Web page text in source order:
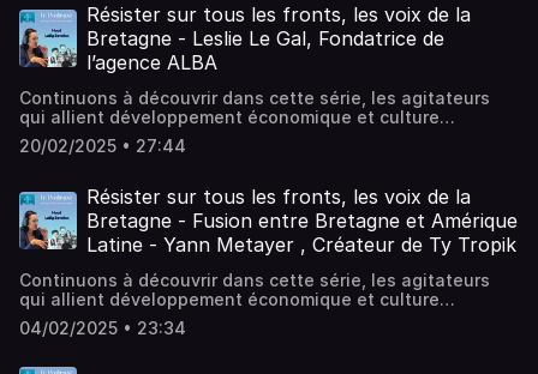
Quimper.Nous nous interrogeons sur l’engagement des
entreprises sur les territoires et plus particulièrement sur
la fonction du recrutement.Hébergé par Ausha. Visitez
ausha.co/politique-de-confidentialite pour plus
d'informations.
Résister sur tous les fronts, les voix de la
Bretagne - Leslie Le Gal, Fondatrice de
l’agence ALBA
Continuons à découvrir dans cette série, les agitateurs
qui allient développement économique et culture
Bretonne.Découvrez Leslie, entrepreneure bretonne
créatrice de l’agence Alba, spécialiste de la
Greenwahsing.La citation écossaise, « osez être honnête
mais ne craignez pas le travail », reflète la nécessité de
connaître son histoire, sa langue pour donner du sens et
libérer l’imagination.Hébergé par Ausha. Visitez
ausha.co/politique-de-confidentialite pour plus
d'informations.
20/02/2025 • 27:44
Résister sur tous les fronts, les voix de la
Bretagne - Fusion entre Bretagne et Amérique
Latine - Yann Metayer , Créateur de Ty Tropik
Continuons à découvrir dans cette série, les agitateurs
qui allient développement économique et culture
Bretonne.Dans cet épisode Yann, qui est vrai caméléon
breton prouve qu’avec énormément de travail et
04/02/2025 • 23:34